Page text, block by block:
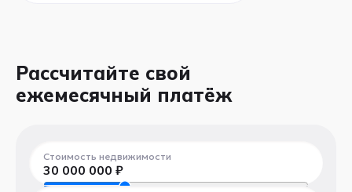
Рассчитайте свой
ежемесячный платёж
Стоимость недвижимости
30 000 000 ₽